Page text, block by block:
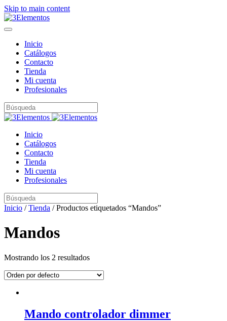
Skip to main content
Inicio
Catálogos
Contacto
Tienda
Mi cuenta
Profesionales
Inicio
Catálogos
Contacto
Tienda
Mi cuenta
Profesionales
Inicio /Tienda / Productos etiquetados “Mandos”
Mandos
Mostrando los 2 resultados
Mando controlador dimmer